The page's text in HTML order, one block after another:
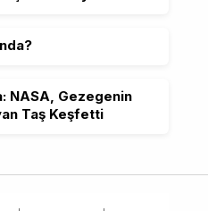
NASA, Gezegenin
Taş Keşfetti